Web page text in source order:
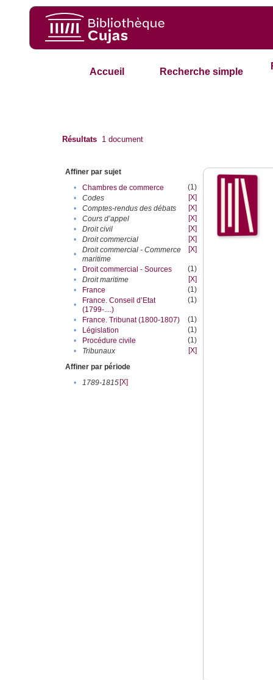
Accueil Recherche simple
Résultats 1 document
Affiner par sujet
•
Chambres de commerce
(1)
•
Codes
[X]
•
Comptes-rendus des débats
[X]
•
Cours d’appel
[X]
•
Droit civil
[X]
•
Droit commercial
[X]
•
Droit commercial - Commerce
maritime
[X]
• Droit commercial - Sources
(1)
•
Droit maritime
[X]
•
France
(1)
•
France. Conseil d’Etat
(1799-....)
(1)
• France. Tribunat (1800-1807)
(1)
•
Législation
(1)
•
Procédure civile
(1)
•
Tribunaux
[X]
Affiner par période
•
1789-1815[X]